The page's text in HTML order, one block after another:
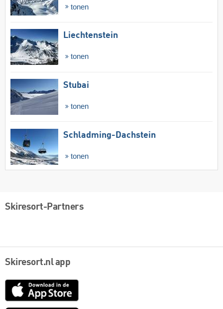
tonen
Liechtenstein
tonen
Stubai
tonen
Schladming-Dachstein
tonen
Skiresort-Partners
Skiresort.nl app
App